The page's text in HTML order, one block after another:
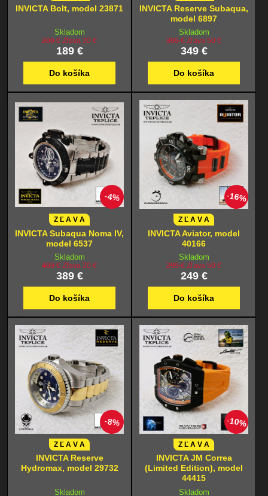
INVICTA Bolt, model 23871
Skladom
189 €
209 € Zľava 20 €
Do košíka
INVICTA Reserve Subaqua,
model 6897
Skladom
349 €
399 € Zľava 50 €
Do košíka
4%
Z Ľ A V A
INVICTA Subaqua Noma IV,
model 6537
Skladom
389 €
409 € Zľava 20 €
Do košíka
16%
Z Ľ A V A
INVICTA Aviator, model
40166
Skladom
249 €
299 € Zľava 50 €
Do košíka
8%
Z Ľ A V A
INVICTA Reserve
Hydromax, model 29732
Skladom
10%
Z Ľ A V A
INVICTA JM Correa
(Limited Edition), model
44415
Skladom